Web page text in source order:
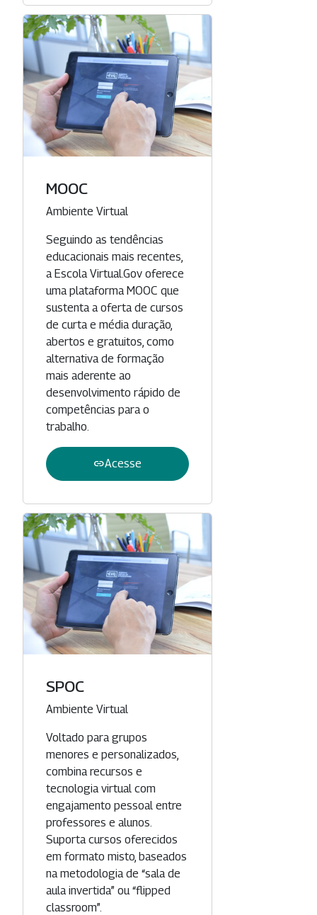
MOOC
Categoria
Ambiente Virtual
Seguindo as tendências
educacionais mais recentes,
a Escola Virtual.Gov oferece
uma plataforma MOOC que
sustenta a oferta de cursos
de curta e média duração,
abertos e gratuitos, como
alternativa de formação
mais aderente ao
desenvolvimento rápido de
competências para o
trabalho.
linkAcesse
SPOC
Categoria
Ambiente Virtual
Voltado para grupos
menores e personalizados,
combina recursos e
tecnologia virtual com
engajamento pessoal entre
professores e alunos.
Suporta cursos oferecidos
em formato misto, baseados
na metodologia de “sala de
aula invertida” ou “flipped
classroom”.